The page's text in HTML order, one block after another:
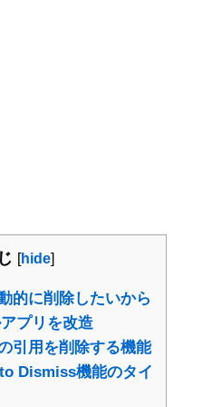
[hide]
的に削除したいから
プリを改造
引用を削除する機能
Dismiss機能のタイ